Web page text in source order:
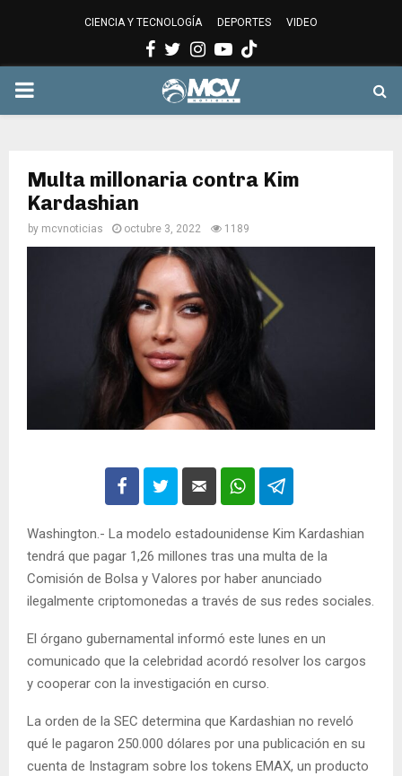
CIENCIA Y TECNOLOGÍA DEPORTES VIDEO
Facebook
Twitter
Instagram
Youtube
PRIMARY
Multa millonaria contra Kim
Kardashian
by mcvnoticias octubre 3, 2022 1189
Washington.- La modelo estadounidense Kim Kardashian
tendrá que pagar 1,26 millones tras una multa de la
Comisión de Bolsa y Valores por haber anunciado
ilegalmente criptomonedas a través de sus redes sociales.
El órgano gubernamental informó este lunes en un
comunicado que la celebridad acordó resolver los cargos
y cooperar con la investigación en curso.
La orden de la SEC determina que Kardashian no reveló
qué le pagaron 250.000 dólares por una publicación en su
cuenta de Instagram sobre los tokens EMAX, un producto